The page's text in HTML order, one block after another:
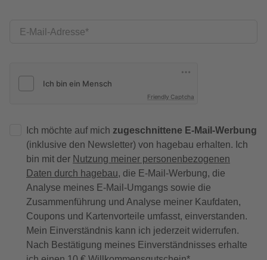
E-Mail-Adresse
Friendly Captcha
Ich möchte auf mich zugeschnittene E-Mail-Werbung
(inklusive den Newsletter) von hagebau erhalten. Ich
bin mit der Nutzung meiner personenbezogenen
Daten durch hagebau, die E-Mail-Werbung, die
Analyse meines E-Mail-Umgangs sowie die
Zusammenführung und Analyse meiner Kaufdaten,
Coupons und Kartenvorteile umfasst, einverstanden.
Mein Einverständnis kann ich jederzeit widerrufen.
Nach Bestätigung meines Einverständnisses erhalte